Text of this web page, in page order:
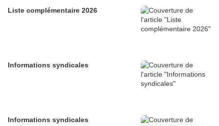
Liste complémentaire 2026
Informations syndicales
Informations syndicales